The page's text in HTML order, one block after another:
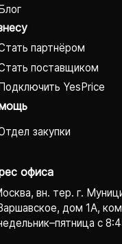
партнёром
поставщиком
YesPrice
закупки
офиса
вн. тер. г.
дом 1А,
с